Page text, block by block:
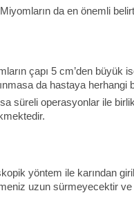
da en önemli
çapı 5 cm’den büyük
da hastaya
süreli operasyonlar ile
yöntem ile karından
uzun sürmeyecektir ve